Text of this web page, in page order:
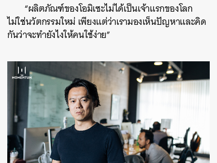
“ผลิตภัณฑ์ของโอมิเซะไม่ได้เป็นเจ้าแรกของโลก
ไม่ใช่นวัตกรรมใหม่ เพียงแต่ว่าเรามองเห็นปัญหาและคิด
กันว่าจะทำยังไงให้คนใช้ง่าย”